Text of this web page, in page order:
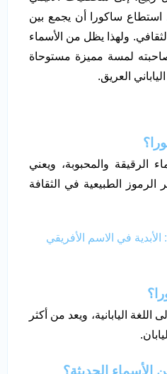
استطاع ساكورا أن يجمع بين
ولهذا يظل من الأسماء
صاحبته لمسة مميزة مستوحاة
العريق.
الرقيقة والمحبوبة، ويعني
الطبيعية في الثقافة
الأبدية في الاسم الأفريقي
اليابانية، ويعد من أكثر